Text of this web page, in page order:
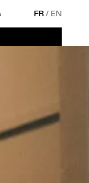
FR/ EN